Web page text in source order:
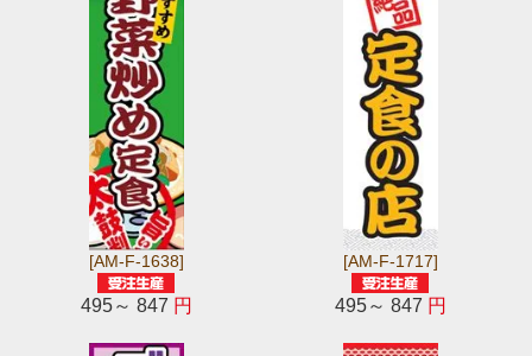
[AM-F-1638]
495～ 847 円
[AM-F-1717]
495～ 847 円